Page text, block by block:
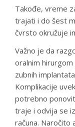
Takođe, vreme
trajati i do šest
čvrsto okružuje
Važno je da
oralnim
zubnih
Komplikacije
potrebno
traje i odvija se
računa. Naročito